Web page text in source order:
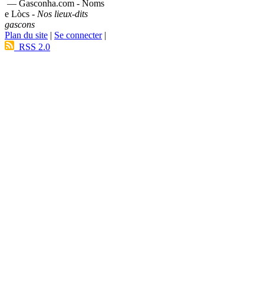
— Gasconha.com - Noms
e Lòcs - Nos lieux-dits
gascons
Plan du site | Se connecter|
RSS 2.0